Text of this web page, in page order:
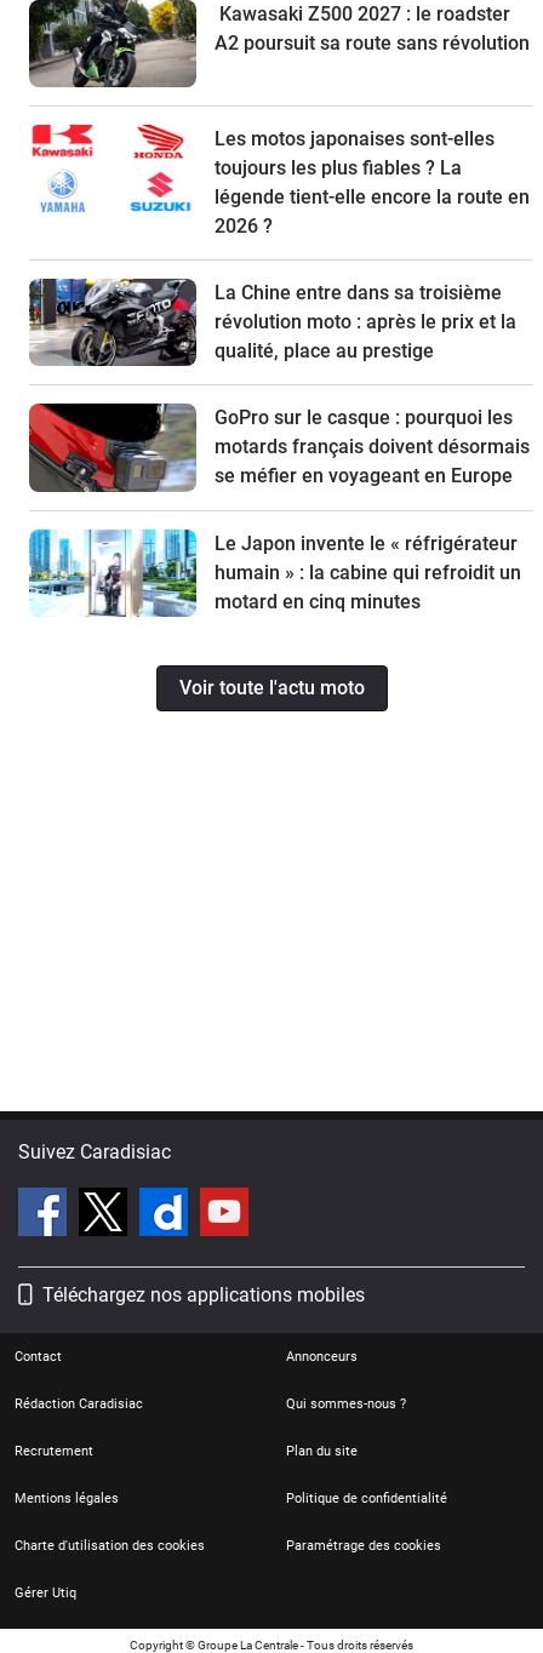
Kawasaki Z500 2027 : le roadster
A2 poursuit sa route sans révolution
Les motos japonaises sont-elles
toujours les plus fiables ? La
légende tient-elle encore la route en
2026 ?
La Chine entre dans sa troisième
révolution moto : après le prix et la
qualité, place au prestige
GoPro sur le casque : pourquoi les
motards français doivent désormais
se méfier en voyageant en Europe
Le Japon invente le « réfrigérateur
humain » : la cabine qui refroidit un
motard en cinq minutes
Voir toute l'actu moto
Suivez Caradisiac
Téléchargez nos applications mobiles
Contact Annonceurs
Rédaction Caradisiac Qui sommes-nous ?
Recrutement Plan du site
Mentions légales Politique de confidentialité
Charte d'utilisation des cookies Paramétrage des cookies
Gérer Utiq
Copyright © Groupe La Centrale - Tous droits réservés